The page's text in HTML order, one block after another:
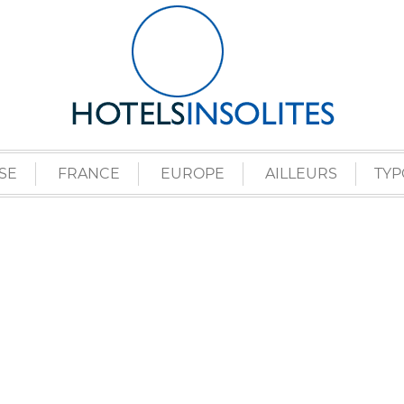
FRANCE EUROPE AILLEURS